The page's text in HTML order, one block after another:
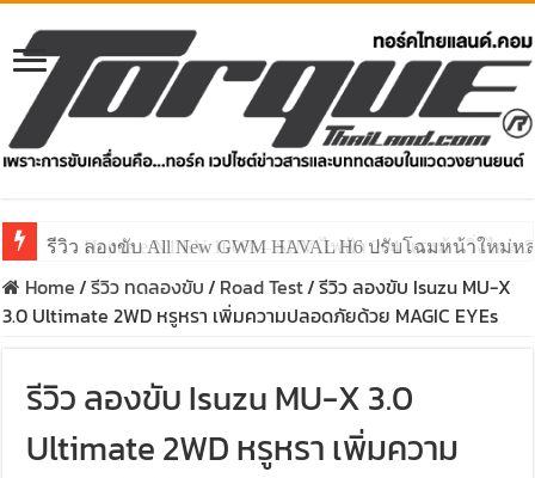
รีวิว ลองขับ All New GWM HAVAL H6 ปรับโฉมหน้าใหม่
Home/รีวิว ทดลองขับ/ Road Test/รีวิว ลองขับ Isuzu MU-X
3.0 Ultimate 2WD หรูหรา เพิ่มความปลอดภัยด้วย MAGIC EYEs
รีวิว ลองขับ Isuzu MU-X 3.0
Ultimate 2WD หรูหรา เพิ่มความ